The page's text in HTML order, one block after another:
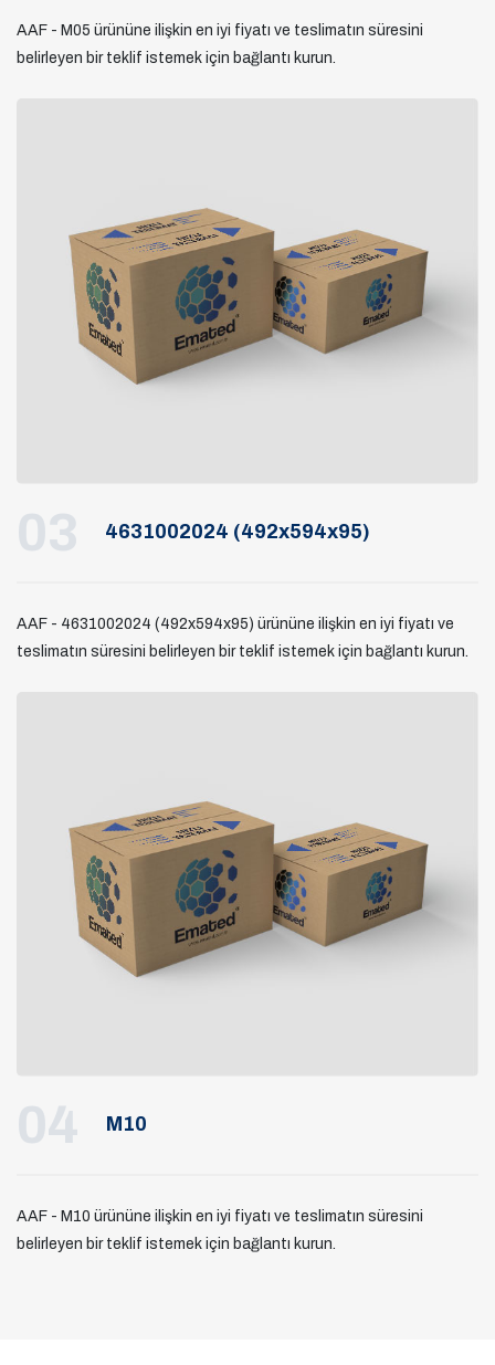
AAF - M05 ürününe ilişkin en iyi fiyatı ve teslimatın süresini
belirleyen bir teklif istemek için bağlantı kurun.
03 4631002024 (492x594x95)
AAF - 4631002024 (492x594x95) ürününe ilişkin en iyi fiyatı ve
teslimatın süresini belirleyen bir teklif istemek için bağlantı kurun.
04 M10
AAF - M10 ürününe ilişkin en iyi fiyatı ve teslimatın süresini
belirleyen bir teklif istemek için bağlantı kurun.